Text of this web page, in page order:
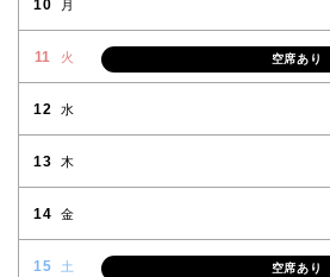
10 月
11 火 空席あり
12 水
13 木
14 金
15 土 空席あり